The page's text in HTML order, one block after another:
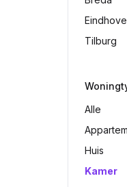
Tilburg
Alle
Huis
Kamer